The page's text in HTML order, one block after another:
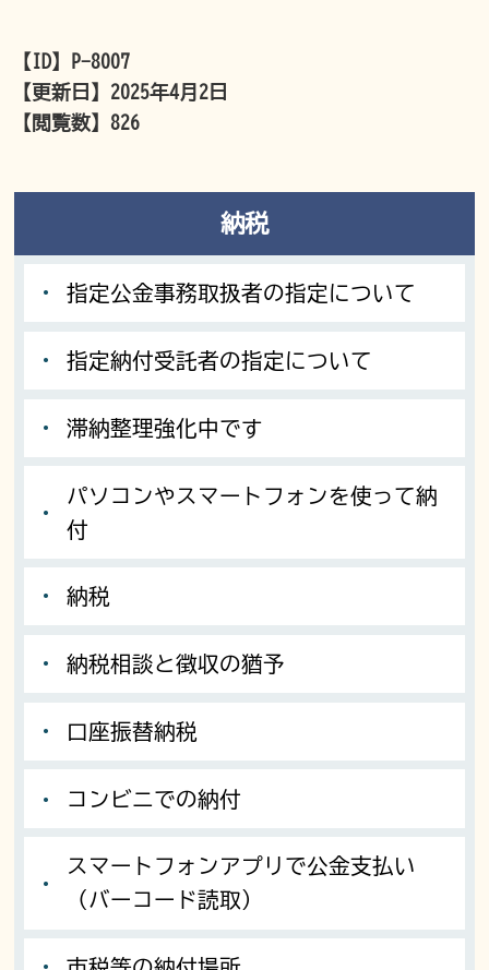
【ID】
P-8007
【更新日】 2025年4月2日
【閲覧数】 826
納税
指定公金事務取扱者の指定について
指定納付受託者の指定について
滞納整理強化中です
パソコンやスマートフォンを使って納
付
納税
納税相談と徴収の猶予
口座振替納税
コンビニでの納付
スマートフォンアプリで公金支払い
（バーコード読取）